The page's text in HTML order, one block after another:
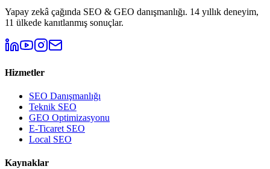
Yapay zekâ çağında SEO & GEO danışmanlığı. 14 yıllık deneyim,
11 ülkede kanıtlanmış sonuçlar.
Hizmetler
SEO Danışmanlığı
Teknik SEO
GEO Optimizasyonu
E-Ticaret SEO
Local SEO
Kaynaklar